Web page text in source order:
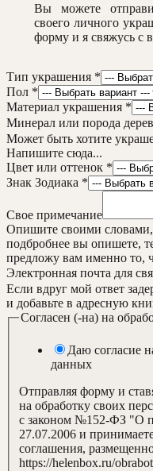
Вы можете
своего личного
форму и я свяжусь с
Тип украшения *
Пол *
Материал украшения *
Минерал или порода
Может быть хотите
Напишите сюда...
Цвет или оттенок *
Знак Зодиака *
Свое примечание
Опишите своими
подбробнее вы опишете,
предложу вам именно то,
украшения
или
Согласен
Электронная почта для
Если вдруг мой ответ
и добавьте в адресную
Согласен (-на) на
Даю согласие
данных
Отправляя форму и
на обработку своих
с законом №152-ФЗ "О
27.07.2006 и
соглашения,
https://helenbox.ru/